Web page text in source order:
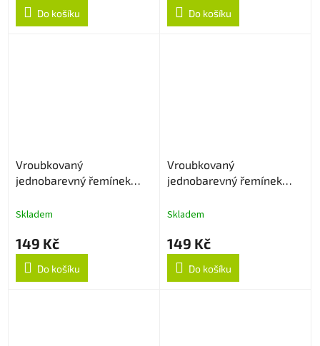
Do košíku Do košíku
Vroubkovaný
jednobarevný řemínek
Skladem
149 Kč
Do košíku
Vroubkovaný
jednobarevný řemínek
Skladem
149 Kč
Do košíku